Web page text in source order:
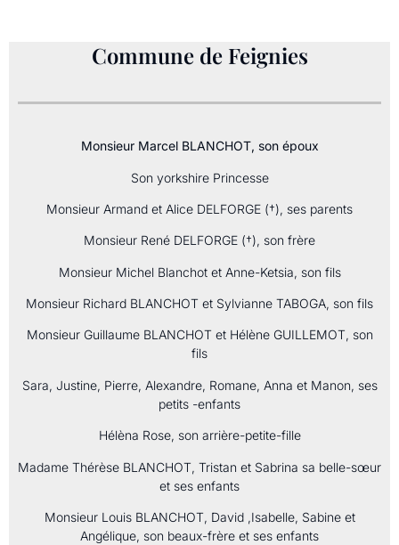
Commune de Feignies
Monsieur Marcel BLANCHOT, son époux
Son yorkshire Princesse
Monsieur Armand et Alice DELFORGE (†), ses parents
Monsieur René DELFORGE (†), son frère
Monsieur Michel Blanchot et Anne-Ketsia, son fils
Monsieur Richard BLANCHOT et Sylvianne TABOGA, son fils
Monsieur Guillaume BLANCHOT et Hélène GUILLEMOT, son
fils
Sara, Justine, Pierre, Alexandre, Romane, Anna et Manon, ses
petits -enfants
Hélèna Rose, son arrière-petite-fille
Madame Thérèse BLANCHOT, Tristan et Sabrina sa belle-sœur
et ses enfants
Monsieur Louis BLANCHOT, David ,Isabelle, Sabine et
Angélique, son beaux-frère et ses enfants